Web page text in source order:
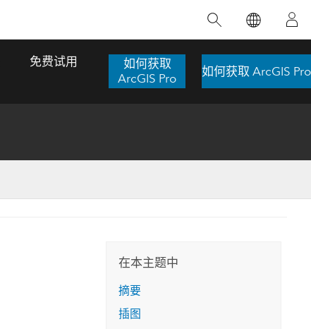
互式地图，探索产品功能，或者直接开始免
动提供了有力支持。
数字孪生体
推荐书籍
免费试用
如何获取
ArcGIS Pro
如何获取 ArcGIS Pro
在本主题中
摘要
插图